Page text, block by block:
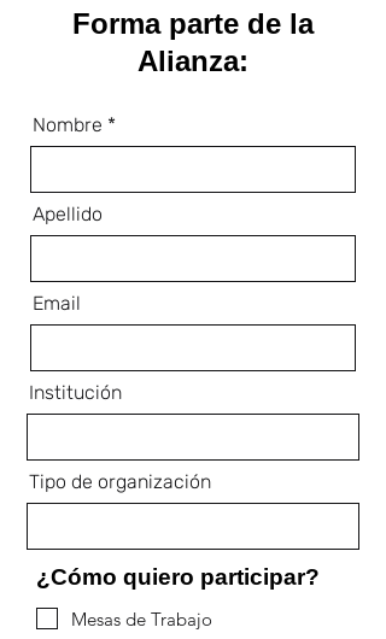
Forma parte de la
Alianza:
Nombre
Apellido
Email
Institución
Tipo de organización
¿Cómo quiero participar?
Mesas de Trabajo